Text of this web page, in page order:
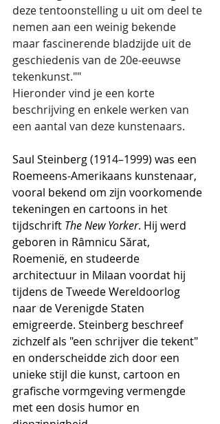
deze tentoonstelling u uit om deel te
nemen aan een weinig bekende
maar fascinerende bladzijde uit de
geschiedenis van de 20e-eeuwse
tekenkunst.""
Hieronder vind je een korte
beschrijving en enkele werken van
een aantal van deze kunstenaars.
Saul Steinberg (1914–1999) was een
Roemeens-Amerikaans kunstenaar,
vooral bekend om zijn voorkomende
tekeningen en cartoons in het
tijdschrift The New Yorker. Hij werd
geboren in Râmnicu Sărat,
Roemenië, en studeerde
architectuur in Milaan voordat hij
tijdens de Tweede Wereldoorlog
naar de Verenigde Staten
emigreerde. Steinberg beschreef
zichzelf als "een schrijver die tekent"
en onderscheidde zich door een
unieke stijl die kunst, cartoon en
grafische vormgeving vermengde
met een dosis humor en